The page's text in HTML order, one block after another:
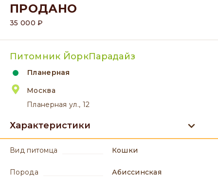
ПРОДАНО
35 000 ₽
Питомник ЙоркПарадайз
Планерная
Москва
Планерная ул., 12
Характеристики
вид питомца Кошки
порода Абиссинская